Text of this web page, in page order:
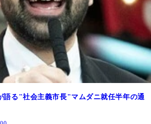
語る"社会主義市長"マムダニ就任半年の通